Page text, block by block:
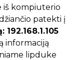
iš kompiuterio
patekti į
informaciją
lipduke